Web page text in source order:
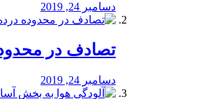
دسامبر 24, 2019
تصادف در
دسامبر 24, 2019